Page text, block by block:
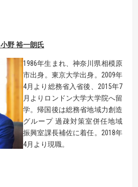
小野 裕一朗氏
1986年生まれ、神奈川県相模原
市出身。東京大学出身。2009年
4月より総務省入省後、2015年7
月よりロンドン大学大学院へ留
学。帰国後は総務省地域力創造
グループ 過疎対策室併任地域
振興室課長補佐に着任。2018年
4月より現職。